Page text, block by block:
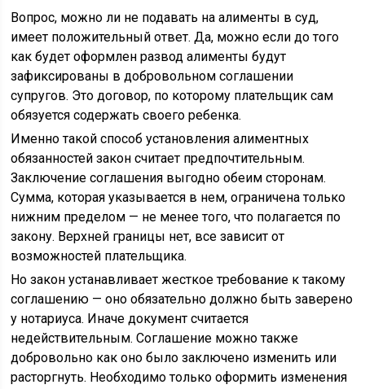
Вопрос, можно ли не подавать на алименты в суд,
имеет положительный ответ. Да, можно если до того
как будет оформлен развод алименты будут
зафиксированы в добровольном соглашении
супругов. Это договор, по которому плательщик сам
обязуется содержать своего ребенка.
Именно такой способ установления алиментных
обязанностей закон считает предпочтительным.
Заключение соглашения выгодно обеим сторонам.
Сумма, которая указывается в нем, ограничена только
нижним пределом — не менее того, что полагается по
закону. Верхней границы нет, все зависит от
возможностей плательщика.
Но закон устанавливает жесткое требование к такому
соглашению — оно обязательно должно быть заверено
у нотариуса. Иначе документ считается
недействительным. Соглашение можно также
добровольно как оно было заключено изменить или
расторгнуть. Необходимо только оформить изменения